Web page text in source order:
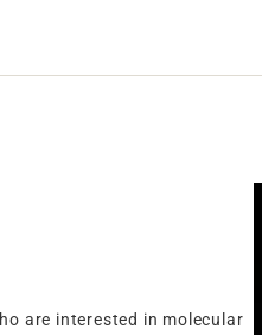
are interested in molecular